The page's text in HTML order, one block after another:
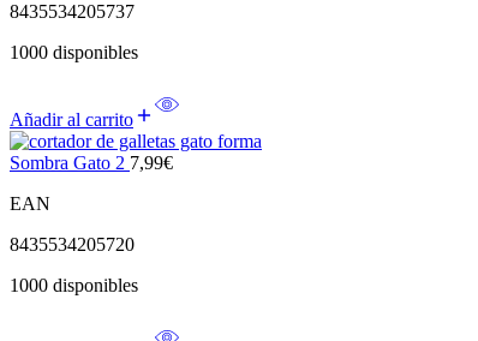
8435534205737
1000 disponibles
Añadir al carrito
Sombra Gato 2 7,99€
EAN
8435534205720
1000 disponibles